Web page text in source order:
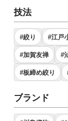
技法
#絞り #江戸
#加賀友禅 #
#板締め絞り
ブランド